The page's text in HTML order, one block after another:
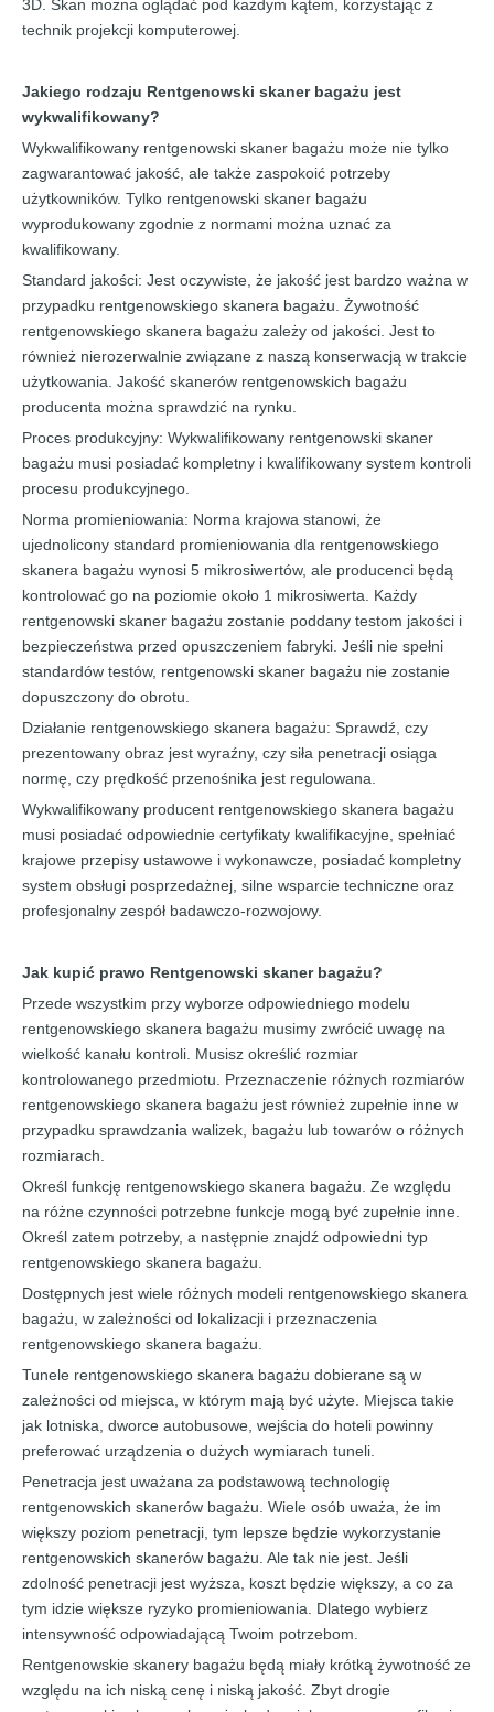
3D. Skan można oglądać pod każdym kątem, korzystając z
technik projekcji komputerowej.
Jakiego rodzaju Rentgenowski skaner bagażu jest
wykwalifikowany?
Wykwalifikowany rentgenowski skaner bagażu może nie tylko
zagwarantować jakość, ale także zaspokoić potrzeby
użytkowników. Tylko rentgenowski skaner bagażu
wyprodukowany zgodnie z normami można uznać za
kwalifikowany.
Standard jakości: Jest oczywiste, że jakość jest bardzo ważna w
przypadku rentgenowskiego skanera bagażu. Żywotność
rentgenowskiego skanera bagażu zależy od jakości. Jest to
również nierozerwalnie związane z naszą konserwacją w trakcie
użytkowania. Jakość skanerów rentgenowskich bagażu
producenta można sprawdzić na rynku.
Proces produkcyjny: Wykwalifikowany rentgenowski skaner
bagażu musi posiadać kompletny i kwalifikowany system kontroli
procesu produkcyjnego.
Norma promieniowania: Norma krajowa stanowi, że
ujednolicony standard promieniowania dla rentgenowskiego
skanera bagażu wynosi 5 mikrosiwertów, ale producenci będą
kontrolować go na poziomie około 1 mikrosiwerta. Każdy
rentgenowski skaner bagażu zostanie poddany testom jakości i
bezpieczeństwa przed opuszczeniem fabryki. Jeśli nie spełni
standardów testów, rentgenowski skaner bagażu nie zostanie
dopuszczony do obrotu.
Działanie rentgenowskiego skanera bagażu: Sprawdź, czy
prezentowany obraz jest wyraźny, czy siła penetracji osiąga
normę, czy prędkość przenośnika jest regulowana.
Wykwalifikowany producent rentgenowskiego skanera bagażu
musi posiadać odpowiednie certyfikaty kwalifikacyjne, spełniać
krajowe przepisy ustawowe i wykonawcze, posiadać kompletny
system obsługi posprzedażnej, silne wsparcie techniczne oraz
profesjonalny zespół badawczo-rozwojowy.
Jak kupić prawo Rentgenowski skaner bagażu?
Przede wszystkim przy wyborze odpowiedniego modelu
rentgenowskiego skanera bagażu musimy zwrócić uwagę na
wielkość kanału kontroli. Musisz określić rozmiar
kontrolowanego przedmiotu. Przeznaczenie różnych rozmiarów
rentgenowskiego skanera bagażu jest również zupełnie inne w
przypadku sprawdzania walizek, bagażu lub towarów o różnych
rozmiarach.
Określ funkcję rentgenowskiego skanera bagażu. Ze względu
na różne czynności potrzebne funkcje mogą być zupełnie inne.
Określ zatem potrzeby, a następnie znajdź odpowiedni typ
rentgenowskiego skanera bagażu.
Dostępnych jest wiele różnych modeli rentgenowskiego skanera
bagażu, w zależności od lokalizacji i przeznaczenia
rentgenowskiego skanera bagażu.
Tunele rentgenowskiego skanera bagażu dobierane są w
zależności od miejsca, w którym mają być użyte. Miejsca takie
jak lotniska, dworce autobusowe, wejścia do hoteli powinny
preferować urządzenia o dużych wymiarach tuneli.
Penetracja jest uważana za podstawową technologię
rentgenowskich skanerów bagażu. Wiele osób uważa, że ​​im
większy poziom penetracji, tym lepsze będzie wykorzystanie
rentgenowskich skanerów bagażu. Ale tak nie jest. Jeśli
zdolność penetracji jest wyższa, koszt będzie większy, a co za
tym idzie większe ryzyko promieniowania. Dlatego wybierz
intensywność odpowiadającą Twoim potrzebom.
Rentgenowskie skanery bagażu będą miały krótką żywotność ze
względu na ich niską cenę i niską jakość. Zbyt drogie